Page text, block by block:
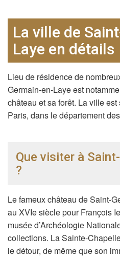
La ville de
Laye en détails
Lieu de résidence de
Germain-en-Laye est
château et sa forêt. La ville
Paris, dans le département
Que visiter à
?
Le fameux château de Saint-
au XVIe siècle pour François
musée d’Archéologie
collections. La Sainte-
le détour, de même que son